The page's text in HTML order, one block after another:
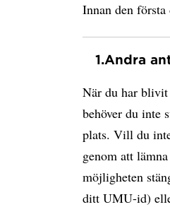
Innan den
1.Andra
När du har
behöver du inte
plats. Vill du
genom att
möjligheten
ditt UMU-id)